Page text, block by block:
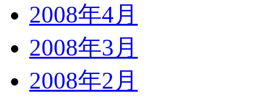
2008年4月
2008年3月
2008年2月